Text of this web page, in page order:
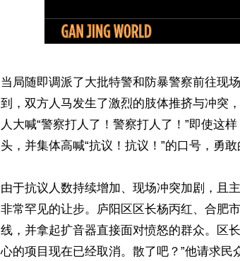
当局随即调派了大批特警和防暴警察前往现
到，双方人马发生了激烈的肢体推挤与冲突
人大喊“警察打人了！警察打人了！”即使这
头，并集体高喊“抗议！抗议！”的口号，勇
由于抗议人数持续增加、现场冲突加剧，且
非常罕见的让步。庐阳区区长杨丙红、合肥
线，并拿起扩音器直接面对愤怒的群众。区
心的项目现在已经取消。散了吧？”他请求